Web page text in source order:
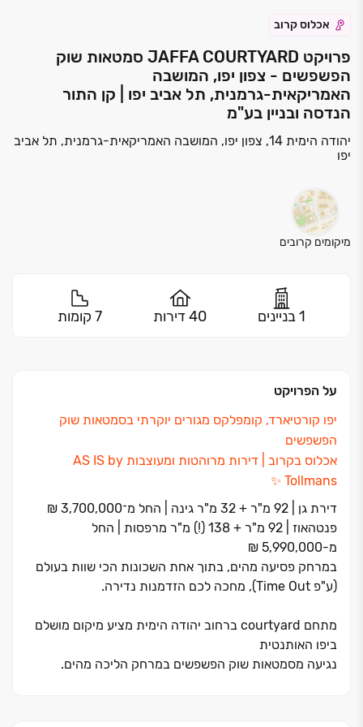
אכלוס קרוב
פרויקט JAFFA COURTYARD סמטאות שוק
הפשפשים - צפון יפו, המושבה
האמריקאית-גרמנית, תל אביב יפו | קן התור
הנדסה ובניין בע"מ
יהודה הימית 14, צפון יפו, המושבה האמריקאית-גרמנית, תל אביב
יפו
מיקומים קרובים
1 בניינים 40 דירות 7 קומות
על הפרויקט
יפו קורטיארד, קומפלקס מגורים יוקרתי בסמטאות שוק
הפשפשים
אכלוס בקרוב ‏| דירות מרוהטות ומעוצבות AS IS by
Tollmans ✨
דירת גן ‏| ‏92 מ"ר + ‏32 מ"ר גינה ‏| החל מ־‏3,700,000 ‏₪
פנטהאוז ‏| ‏92 מ"ר + ‏138 (!) מ"ר מרפסות ‏| החל
מ-5,990,000 ₪
במרחק פסיעה מהים, בתוך אחת השכונות הכי שוות בעולם
(ע"פ Time Out), מחכה לכם הזדמנות נדירה.
מתחם courtyard ברחוב יהודה הימית מציע מיקום מושלם
ביפו האותנטית
נגיעה מסמטאות שוק הפשפשים במרחק הליכה מהים.